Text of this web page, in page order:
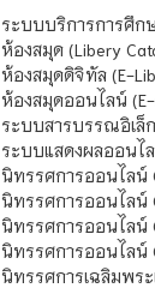
ระบบบริการการศึกษ
ห้องสมุด (Libery
ห้องสมุดดิจิทัล (E-
ห้องสมุดออนไลน์ (E-
ระบบสารบรรณอิเล็
ระบบแสดงผลออนไ
นิทรรศการออนไลน์
นิทรรศการออนไลน์
นิทรรศการออนไลน์
นิทรรศการออนไลน์
นิทรรศการเฉลิมพร